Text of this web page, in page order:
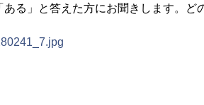
る」と答えた方にお聞きします。ど